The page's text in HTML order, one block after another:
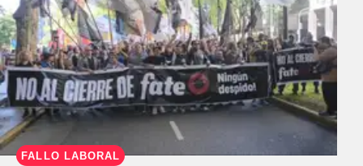
FALLO LABORAL